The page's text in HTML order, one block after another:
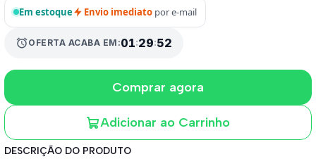
Em estoque Envio imediato por e-mail
alarmOFERTA ACABA EM:01:29:50
Adicionar ao Carrinho
Comprar agora
DESCRIÇÃO DO PRODUTO